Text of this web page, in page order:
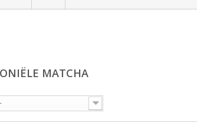
MATCHA